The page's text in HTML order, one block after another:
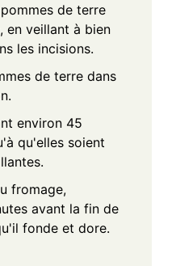
de terre
en veillant à bien
les incisions.
de terre dans
environ 45
qu'elles soient
fromage,
avant la fin de
fonde et dore.